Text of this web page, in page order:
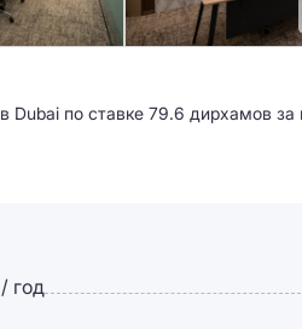
по ставке 79.6 дирхамов
год